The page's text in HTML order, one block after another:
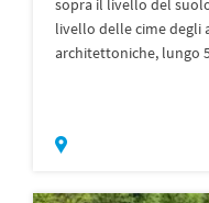
sopra il livello del
livello delle cime degli
architettoniche, lungo